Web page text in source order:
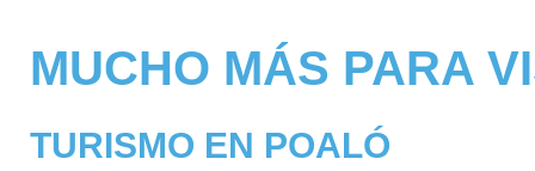
MUCHO MÁS PARA
TURISMO EN POALÓ